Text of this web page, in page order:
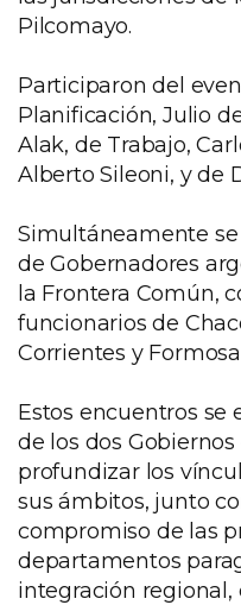
Pilcomayo.
Participaron del
Planificación, Julio
Alak, de Trabajo,
Alberto Sileoni, y de
Simultáneamente
de Gobernadores
la Frontera Común,
funcionarios de
Corrientes y
Estos encuentros se
de los dos
profundizar los
sus ámbitos, junto
compromiso de las
departamentos
integración regional,